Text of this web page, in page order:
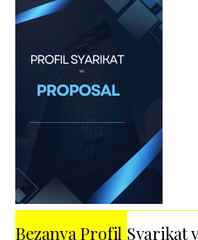
Bezanya Profil Syarikat